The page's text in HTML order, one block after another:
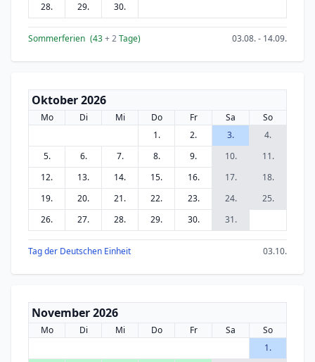
28.
29. 30.
Sommerferien (43+ 2Tage) 03.08. - 14.09.
Oktober 2026
Mo Di Mi Do Fr Sa
So
1.
2. 3.
4.
5.
6. 7. 8. 9. 10.
11.
12.
13. 14. 15. 16. 17.
18.
19.
20. 21. 22. 23. 24.
25.
26.
27. 28. 29. 30. 31.
Tag der Deutschen Einheit 03.10.
November 2026
Mo Di Mi Do Fr Sa
So
1.